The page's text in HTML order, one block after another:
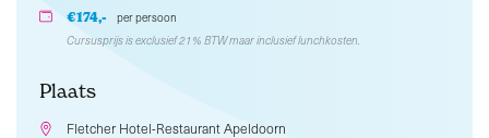
€174,-
per persoon
Cursusprijs is exclusief 21% BTW maar inclusief lunchkosten.
Plaats
Fletcher Hotel-Restaurant Apeldoorn